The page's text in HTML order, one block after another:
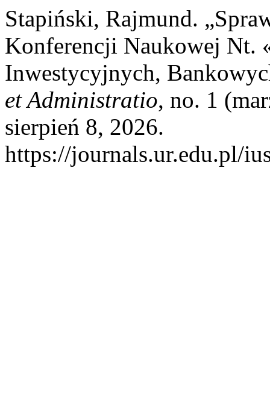
Stapiński, Rajmund.
Konferencji Naukowej Nt.
Inwestycyjnych,
et Administratio, no. 1
sierpień 8, 2026.
https://journals.ur.edu.pl/